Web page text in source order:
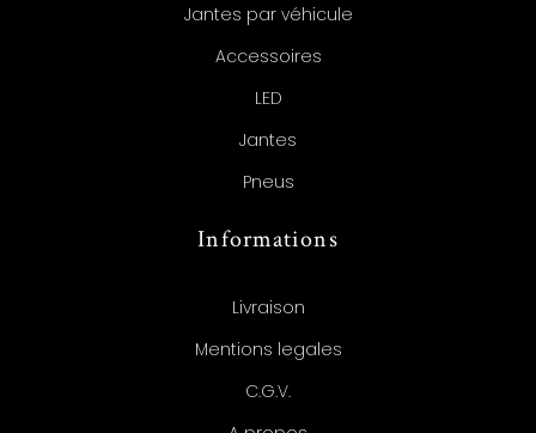
Jantes par véhicule
Accessoires
LED
Jantes
Pneus
Informations
Livraison
Mentions legales
C.G.V.